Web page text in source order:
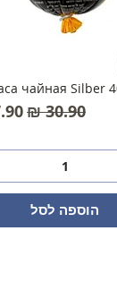
чайная Silber
מחיר רגיל
הוספה לסל